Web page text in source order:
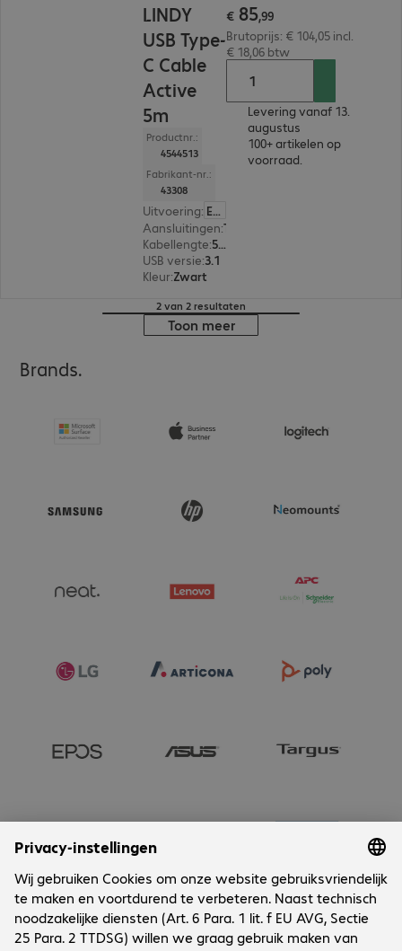
LINDY
USB Type-
C Cable
Active
5m
Productnr.:
4544513
Fabrikant-nr.:
43308
Uitvoering: Europa
Aansluitingen:
Kabellengte: 5 m
USB versie:3.1
Kleur:Zwart
€ 85,99
Brutoprijs: € 104,05 incl.
€ 18,06 btw
Levering vanaf 13.
augustus
100+ artikelen op
voorraad.
2 van 2 resultaten
Toon meer
Brands.